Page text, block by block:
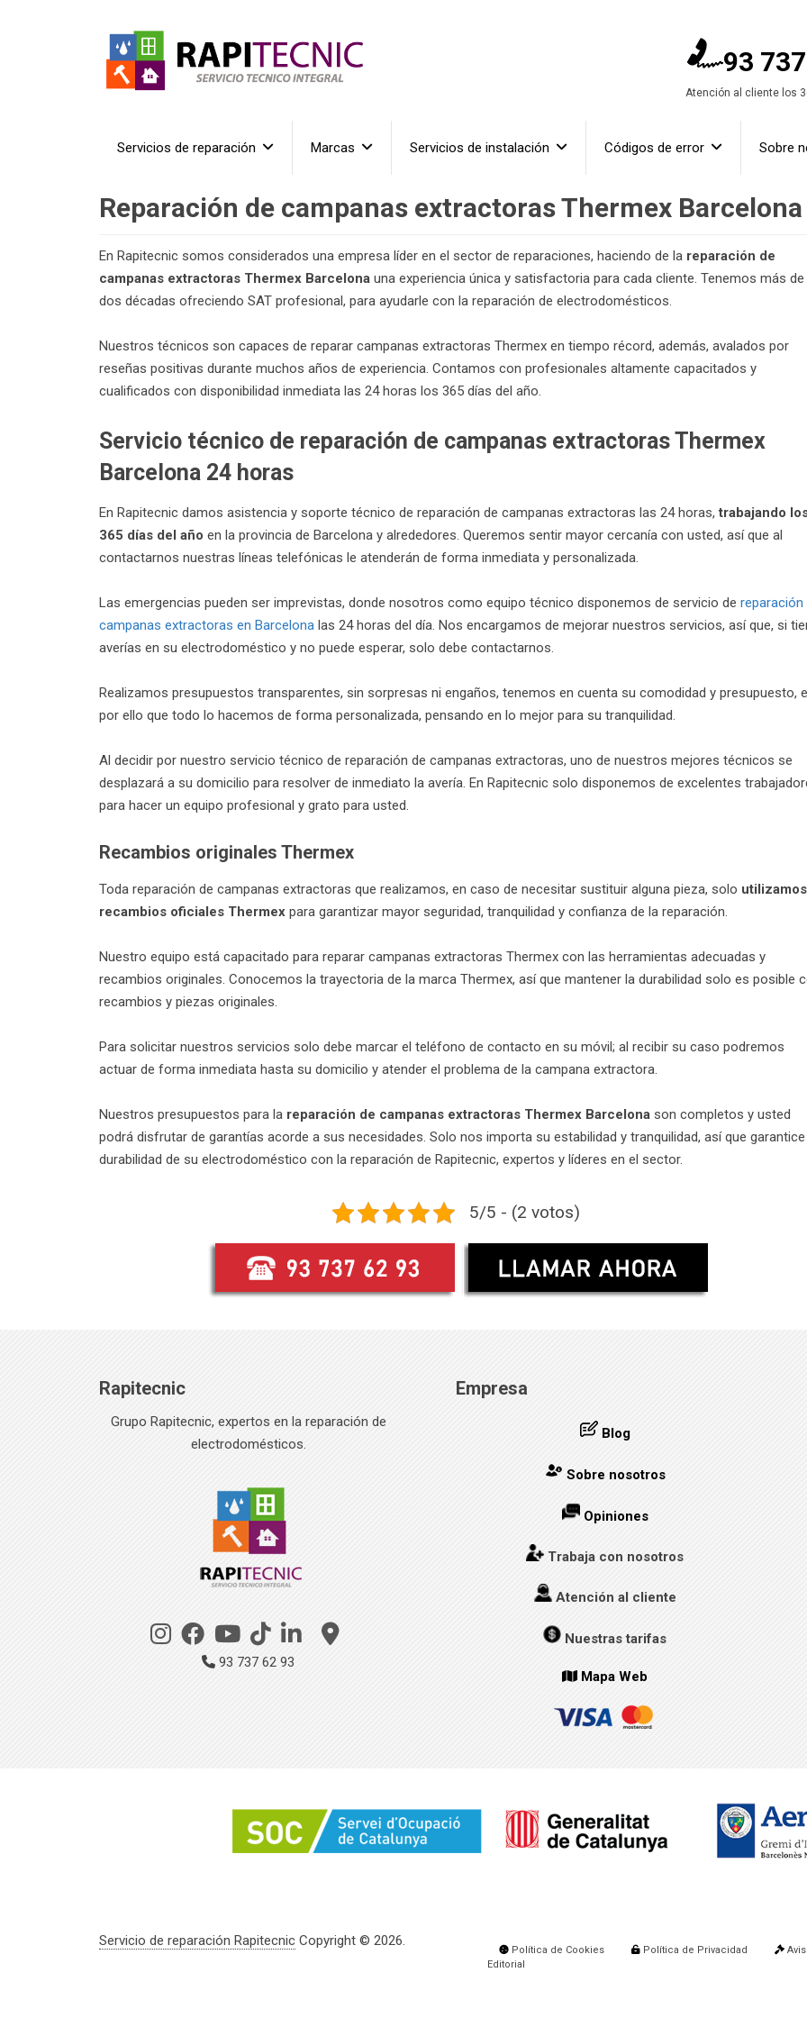
93
Atención al cliente los
Servicios de reparación Marcas Servicios de instalación Códigos de error Sobre
Reparación de campanas extractoras Thermex Barcelona
En Rapitecnic somos considerados una empresa líder en el sector de reparaciones, haciendo de la reparación de
campanas extractoras Thermex Barcelona una experiencia única y satisfactoria para cada cliente. Tenemos más de
dos décadas ofreciendo SAT profesional, para ayudarle con la reparación de electrodomésticos.
Nuestros técnicos son capaces de reparar campanas extractoras Thermex en tiempo récord, además, avalados por
reseñas positivas durante muchos años de experiencia. Contamos con profesionales altamente capacitados y
cualificados con disponibilidad inmediata las 24 horas los 365 días del año.
Servicio técnico de reparación de campanas extractoras Thermex
Barcelona 24 horas
En Rapitecnic damos asistencia y soporte técnico de reparación de campanas extractoras las 24 horas,trabajando
365 días del año en la provincia de Barcelona y alrededores. Queremos sentir mayor cercanía con usted, así que al
contactarnos nuestras líneas telefónicas le atenderán de forma inmediata y personalizada.
Las emergencias pueden ser imprevistas, donde nosotros como equipo técnico disponemos de servicio de reparación
campanas extractoras en Barcelona las 24 horas del día. Nos encargamos de mejorar nuestros servicios, así que, si
averías en su electrodoméstico y no puede esperar, solo debe contactarnos.
Realizamos presupuestos transparentes, sin sorpresas ni engaños, tenemos en cuenta su comodidad y presupuesto,
por ello que todo lo hacemos de forma personalizada, pensando en lo mejor para su tranquilidad.
Al decidir por nuestro servicio técnico de reparación de campanas extractoras, uno de nuestros mejores técnicos se
desplazará a su domicilio para resolver de inmediato la avería. En Rapitecnic solo disponemos de excelentes
para hacer un equipo profesional y grato para usted.
Recambios originales Thermex
Toda reparación de campanas extractoras que realizamos, en caso de necesitar sustituir alguna pieza, solo utilizamos
recambios oficiales Thermex para garantizar mayor seguridad, tranquilidad y confianza de la reparación.
Nuestro equipo está capacitado para reparar campanas extractoras Thermex con las herramientas adecuadas y
recambios originales. Conocemos la trayectoria de la marca Thermex, así que mantener la durabilidad solo es posible
recambios y piezas originales.
Para solicitar nuestros servicios solo debe marcar el teléfono de contacto en su móvil; al recibir su caso podremos
actuar de forma inmediata hasta su domicilio y atender el problema de la campana extractora.
Nuestros presupuestos para la reparación de campanas extractoras Thermex Barcelona son completos y usted
podrá disfrutar de garantías acorde a sus necesidades. Solo nos importa su estabilidad y tranquilidad, así que
durabilidad de su electrodoméstico con la reparación de Rapitecnic, expertos y líderes en el sector.
5/5 - (2 votos)
Rapitecnic
Grupo Rapitecnic, expertos en la reparación de
electrodomésticos.
93 737 62 93
Empresa
Blog
Sobre nosotros
Opiniones
Trabaja con nosotros
Atención al cliente
Nuestras tarifas
Mapa Web
Servicio de reparación Rapitecnic Copyright © 2026.
Política de Cookies Política de Privacidad
Editorial